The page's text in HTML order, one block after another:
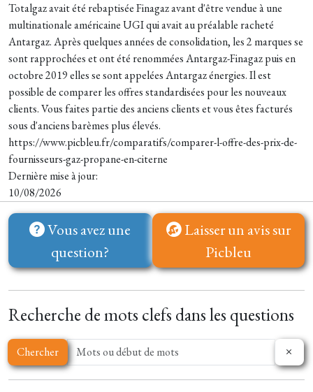
Totalgaz avait été rebaptisée Finagaz avant d'être vendue à une
multinationale américaine UGI qui avait au préalable racheté
Antargaz. Après quelques années de consolidation, les 2 marques se
sont rapprochées et ont été renommées Antargaz-Finagaz puis en
octobre 2019 elles se sont appelées Antargaz énergies. Il est
possible de comparer les offres standardisées pour les nouveaux
clients. Vous faites partie des anciens clients et vous êtes facturés
sous d'anciens barèmes plus élevés.
https://www.picbleu.fr/comparatifs/comparer-l-offre-des-prix-de-
fournisseurs-gaz-propane-en-citerne
Dernière mise à jour:
10/08/2026
Vous avez une
question?
Laisser un avis sur
Picbleu
Recherche de mots clefs dans les questions
Chercher